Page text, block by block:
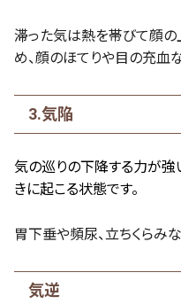
滞った気は熱を帯びて顔
め、顔のほてりや目の充血
3.気陥
気の巡りの下降する力が強
きに起こる状態です。
胃下垂や頻尿、立ちくらみ
気逆